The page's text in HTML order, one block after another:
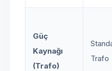
Güç
Kaynağı
(Trafo)
Trafo